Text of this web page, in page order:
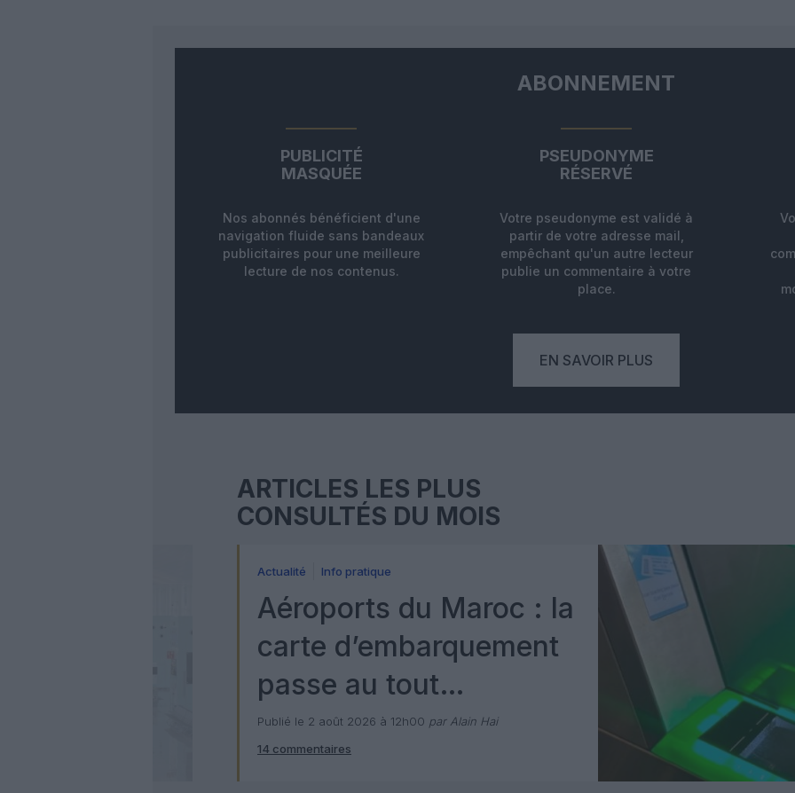
ABONNEMENT
PUBLICITÉ
MASQUÉE
Nos abonnés bénéficient d'une
navigation fluide sans bandeaux
publicitaires pour une meilleure
lecture de nos contenus.
PSEUDONYME
RÉSERVÉ
Votre pseudonyme est validé à
partir de votre adresse mail,
empêchant qu'un autre lecteur
publie un commentaire à votre
place.
EN SAVOIR PLUS
ARTICLES LES PLUS
CONSULTÉS DU MOIS
Actualité Info pratique
Aéroports du Maroc : la
carte d’embarquement
passe au tout
numérique avec Pax
Check
Publié le 2 août 2026 à 12h00 par Alain Hai
14 commentaires